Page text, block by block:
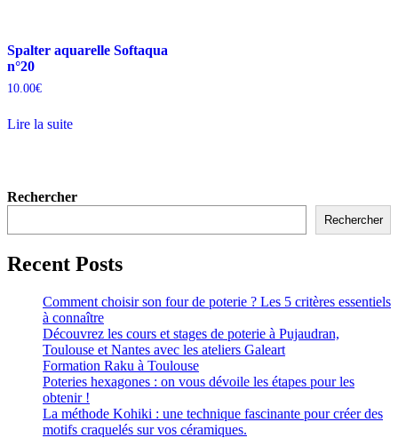
Spalter aquarelle Softaqua
n°20
10.00€
Lire la suite
Rechercher
Rechercher
Recent Posts
Comment choisir son four de poterie ? Les 5 critères essentiels
à connaître
Découvrez les cours et stages de poterie à Pujaudran,
Toulouse et Nantes avec les ateliers Galeart
Formation Raku à Toulouse
Poteries hexagones : on vous dévoile les étapes pour les
obtenir !
La méthode Kohiki : une technique fascinante pour créer des
motifs craquelés sur vos céramiques.